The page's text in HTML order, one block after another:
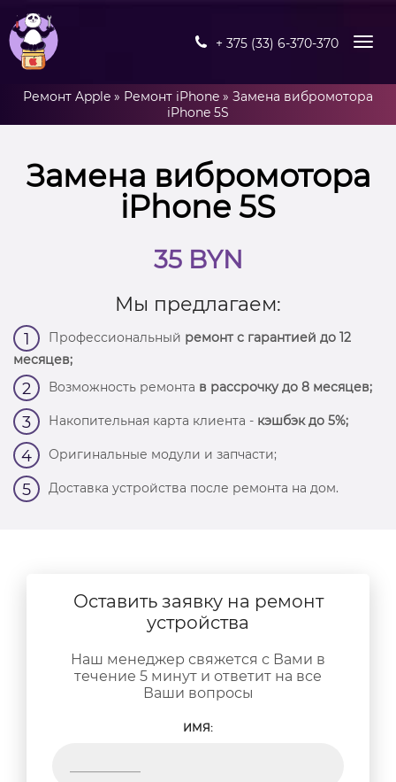
+ 375 (33) 6-370-370
Ремонт Apple » Ремонт iPhone » Замена вибромотора
iPhone 5S
Замена вибромотора
iPhone 5S
35 BYN
Мы предлагаем:
1 Профессиональный ремонт с гарантией до 12
месяцев;
2 Возможность ремонта в рассрочку до 8 месяцев;
3 Накопительная карта клиента - кэшбэк до 5%;
4 Оригинальные модули и запчасти;
5 Доставка устройства после ремонта на дом.
Оставить заявку на ремонт
устройства
Наш менеджер свяжется с Вами в
течение 5 минут и ответит на все
Ваши вопросы
ИМЯ: